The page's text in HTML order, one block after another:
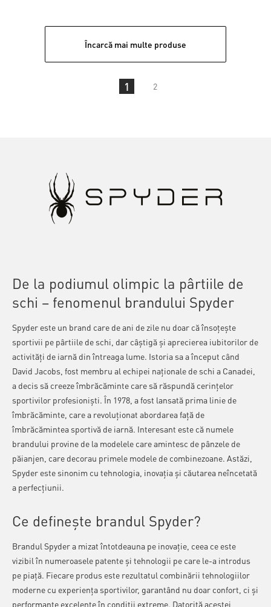
Încarcă mai multe produse
1 2
De la podiumul olimpic la pârtiile de
schi – fenomenul brandului Spyder
Spyder este un brand care de ani de zile nu doar că însoțește
sportivii pe pârtiile de schi, dar câștigă și aprecierea iubitorilor de
activități de iarnă din întreaga lume. Istoria sa a început când
David Jacobs, fost membru al echipei naționale de schi a Canadei,
a decis să creeze îmbrăcăminte care să răspundă cerințelor
sportivilor profesioniști. În 1978, a fost lansată prima linie de
îmbrăcăminte, care a revoluționat abordarea față de
îmbrăcămintea sportivă de iarnă. Interesant este că numele
brandului provine de la modelele care amintesc de pânzele de
păianjen, care decorau primele modele de combinezoane. Astăzi,
Spyder este sinonim cu tehnologia, inovația și căutarea neîncetată
a perfecțiunii.
Ce definește brandul Spyder?
Brandul Spyder a mizat întotdeauna pe inovație, ceea ce este
vizibil în numeroasele patente și tehnologii pe care le-a introdus
pe piață. Fiecare produs este rezultatul combinării tehnologiilor
moderne cu experiența sportivilor, garantând nu doar confort, ci și
performanțe excelente în condiții extreme. Datorită acestei